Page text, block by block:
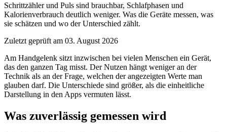
Schrittzähler und Puls sind brauchbar, Schlafphasen und
Kalorienverbrauch deutlich weniger. Was die Geräte messen, was
sie schätzen und wo der Unterschied zählt.
Zuletzt geprüft am 03. August 2026
Am Handgelenk sitzt inzwischen bei vielen Menschen ein Gerät,
das den ganzen Tag misst. Der Nutzen hängt weniger an der
Technik als an der Frage, welchen der angezeigten Werte man
glauben darf. Die Unterschiede sind größer, als die einheitliche
Darstellung in den Apps vermuten lässt.
Was zuverlässig gemessen wird